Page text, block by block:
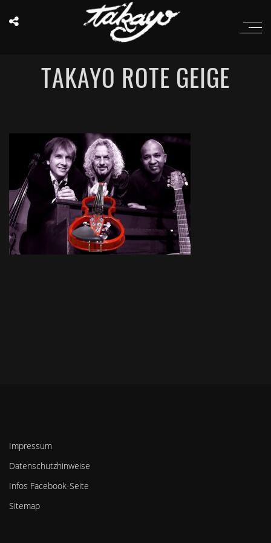
TAKAYO ROTE GEIGE
Impressum
Datenschutzhinweise
Infos Facebook-Seite
Sitemap